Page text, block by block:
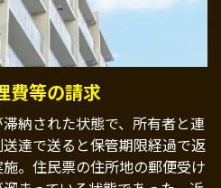
費等の請求
納された状態で、所有者と連
達で送ると保管期限経過で返
。住民票の住所地の郵便受け